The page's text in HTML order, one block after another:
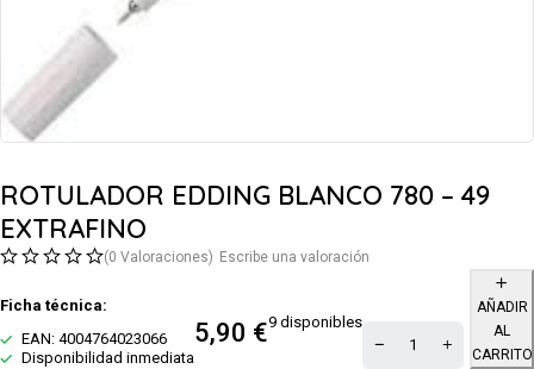
ROTULADOR EDDING BLANCO 780 – 49
EXTRAFINO
(0 Valoraciones) Escribe una valoración
Ficha técnica:
EAN: 4004764023066
Disponibilidad inmediata
5,90 €9 disponibles
AÑADIR
AL
CARRITO